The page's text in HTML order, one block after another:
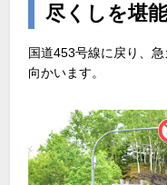
尽くしを堪
国道453号線に戻り、
向かいます。